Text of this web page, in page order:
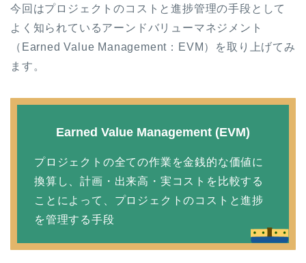
今回はプロジェクトのコストと進捗管理の手段として
よく知られているアーンドバリューマネジメント
（Earned Value Management：EVM）を取り上げてみ
ます。
Earned Value Management (EVM)
プロジェクトの全ての作業を金銭的な価値に
換算し、計画・出来高・実コストを比較する
ことによって、プロジェクトのコストと進捗
を管理する手段